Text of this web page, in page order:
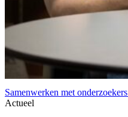
Samenwerken met onderzoekers
Actueel